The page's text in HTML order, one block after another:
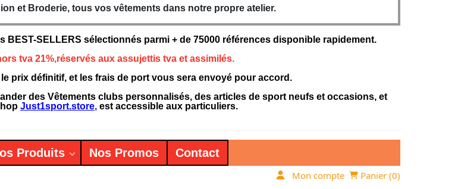
et Broderie, tous vos vêtements dans notre propre atelier.
SELLERS sélectionnés parmi + de 75000 références disponible rapidement.
tva 21%,réservés aux assujettis tva et assimilés.
prix définitif, et les frais de port vous sera envoyé pour accord.
des Vêtements clubs personnalisés, des articles de sport neufs et occasions, et
Just1sport.store, est accessible aux particuliers.
Produits Nos Promos Contact
Mon compte Panier (0)